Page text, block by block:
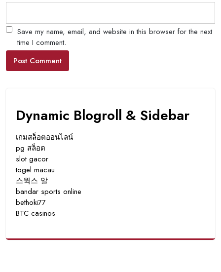
Save my name, email, and website in this browser for the next
time I comment.
Dynamic Blogroll & Sidebar
เกมสล็อตออนไลน์
pg สล็อต
slot gacor
togel macau
스윅스 알
bandar sports online
bethoki77
BTC casinos